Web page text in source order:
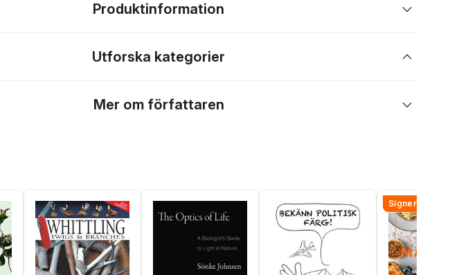
Produktinformation
Utforska kategorier
Mer om författaren
Signerad!